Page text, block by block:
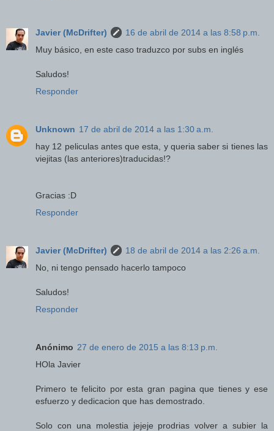
Javier (McDrifter)
16 de abril de 2014 a las 8:58 p.m.
Muy básico, en este caso traduzco por subs en inglés
Saludos!
Responder
Unknown 17 de abril de 2014 a las 1:30 a.m.
hay 12 peliculas antes que esta, y queria saber si tienes las
viejitas (las anteriores)traducidas!?
Gracias :D
Responder
Javier (McDrifter)
18 de abril de 2014 a las 2:26 a.m.
No, ni tengo pensado hacerlo tampoco
Saludos!
Responder
Anónimo 27 de enero de 2015 a las 8:13 p.m.
HOla Javier
Primero te felicito por esta gran pagina que tienes y ese
esfuerzo y dedicacion que has demostrado.
Solo con una molestia jejeje prodrias volver a subier la